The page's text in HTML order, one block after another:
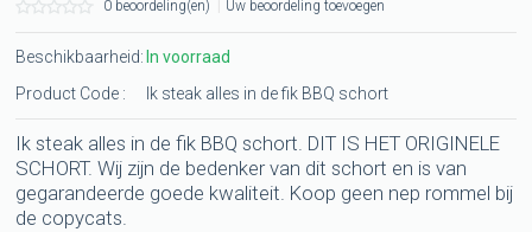
0 beoordeling(en) Uw beoordeling toevoegen
Beschikbaarheid: In voorraad
Product Code :
Ik steak alles in de fik BBQ schort
Ik steak alles in de fik BBQ schort. DIT IS HET ORIGINELE
SCHORT. Wij zijn de bedenker van dit schort en is van
gegarandeerde goede kwaliteit. Koop geen nep rommel bij
de copycats.